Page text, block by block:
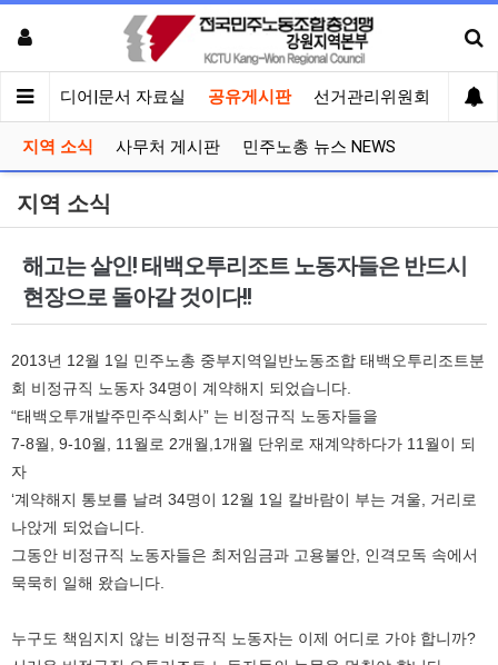
견 미디어|문서 자료실 공유게시판 선거관리위원회
지역 소식 사무처 게시판 민주노총 뉴스 NEWS
지역 소식
해고는 살인! 태백오투리조트 노동자들은 반드시
현장으로 돌아갈 것이다!!
2013년 12월 1일 민주노총 중부지역일반노동조합 태백오투리조트분
회 비정규직 노동자 34명이 계약해지 되었습니다.
“태백오투개발주민주식회사” 는 비정규직 노동자들을
7-8월, 9-10월, 11월로 2개월,1개월 단위로 재계약하다가 11월이 되
자
‘계약해지 통보를 날려 34명이 12월 1일 칼바람이 부는 겨울, 거리로
나앉게 되었습니다.
그동안 비정규직 노동자들은 최저임금과 고용불안, 인격모독 속에서
묵묵히 일해 왔습니다.
누구도 책임지지 않는 비정규직 노동자는 이제 어디로 가야 합니까?